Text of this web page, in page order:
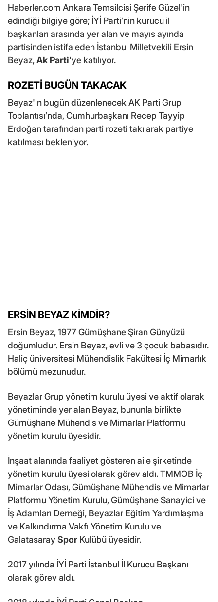
Haberler.com Ankara Temsilcisi Şerife Güzel'in
edindiği bilgiye göre; İYİ Parti’nin kurucu il
başkanları arasında yer alan ve mayıs ayında
partisinden istifa eden İstanbul Milletvekili Ersin
Beyaz,Ak Parti'ye katılıyor.
ROZETİ BUGÜN TAKACAK
Beyaz'ın bugün düzenlenecek AK Parti Grup
Toplantısı’nda, Cumhurbaşkanı Recep Tayyip
Erdoğan tarafından parti rozeti takılarak partiye
katılması bekleniyor.
ERSİN BEYAZ KİMDİR?
Ersin Beyaz, 1977 Gümüşhane Şiran Günyüzü
doğumludur. Ersin Beyaz, evli ve 3 çocuk babasıdır.
Haliç üniversitesi Mühendislik Fakültesi İç Mimarlık
bölümü mezunudur.
Beyazlar Grup yönetim kurulu üyesi ve aktif olarak
yönetiminde yer alan Beyaz, bununla birlikte
Gümüşhane Mühendis ve Mimarlar Platformu
yönetim kurulu üyesidir.
İnşaat alanında faaliyet gösteren aile şirketinde
yönetim kurulu üyesi olarak görev aldı. TMMOB İç
Mimarlar Odası, Gümüşhane Mühendis ve Mimarlar
Platformu Yönetim Kurulu, Gümüşhane Sanayici ve
İş Adamları Derneği, Beyazlar Eğitim Yardımlaşma
ve Kalkındırma Vakfı Yönetim Kurulu ve
GalatasaraySpor Kulübü üyesidir.
2017 yılında İYİ Parti İstanbul İl Kurucu Başkanı
olarak görev aldı.